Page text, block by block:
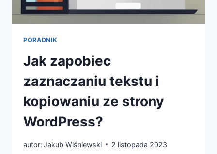
PORADNIK
Jak zapobiec
zaznaczaniu tekstu i
kopiowaniu ze strony
WordPress?
autor: Jakub Wiśniewski 2 listopada 2023